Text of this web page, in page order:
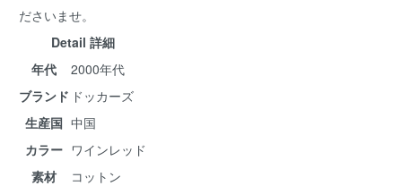
ださいませ。
Detail 詳細
年代
2000年代
ブランド ドッカーズ
生産国 中国
カラー ワインレッド
素材
コットン